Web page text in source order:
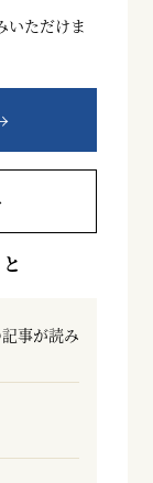
いただけま
事が読み